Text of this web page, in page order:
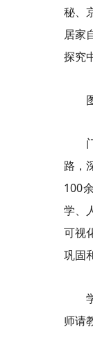
秘、
居家
探究
路，
100
学、
可视
巩固
师请